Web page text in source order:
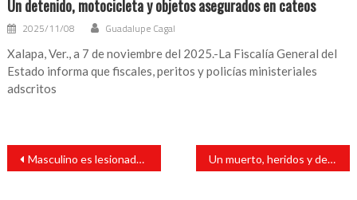
Un detenido, motocicleta y objetos asegurados en cateos
2025/11/08 Guadalupe Cagal
Xalapa, Ver., a 7 de noviembre del 2025.-La Fiscalía General del
Estado informa que fiscales, peritos y policías ministeriales
adscritos
Navegación
entradas
Masculino es lesionado al participar en riña Un muerto, heridos y desaparecidos dejó explosión en plataforma Ku-Alfa de Pemex: AMLO